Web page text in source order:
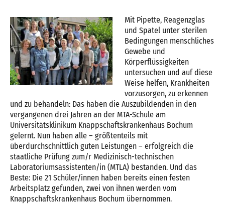
Mit Pipette, Reagenzglas
und Spatel unter sterilen
Bedingungen menschliches
Gewebe und
Körperflüssigkeiten
untersuchen und auf diese
Weise helfen, Krankheiten
vorzusorgen, zu erkennen
und zu behandeln: Das haben die Auszubildenden in den
vergangenen drei Jahren an der MTA-Schule am
Universitätsklinikum Knappschaftskrankenhaus Bochum
gelernt. Nun haben alle – größtenteils mit
überdurchschnittlich guten Leistungen – erfolgreich die
staatliche Prüfung zum/r Medizinisch-technischen
Laboratoriumsassistenten/in (MTLA) bestanden. Und das
Beste: Die 21 Schüler/innen haben bereits einen festen
Arbeitsplatz gefunden, zwei von ihnen werden vom
Knappschaftskrankenhaus Bochum übernommen.